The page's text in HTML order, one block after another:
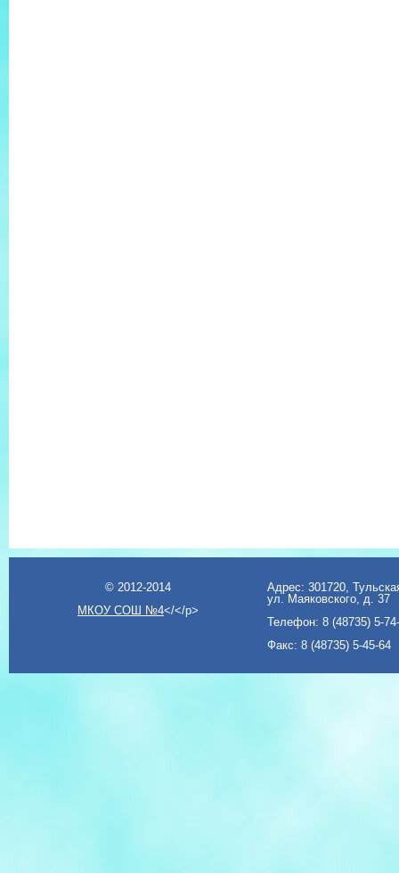
© 2012-2014
МКОУ СОШ №4</</p>
Адрес: 301720,
ул. Маяковского, д. 37
Телефон: 8 (48735) 5-
Факс: 8 (48735) 5-45-64